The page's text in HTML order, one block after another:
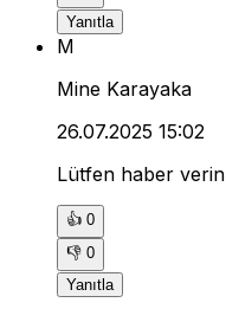
Yanıtla
M
Mine Karayaka
26.07.2025 15:02
Lütfen haber verin
👍 0
👎 0
Yanıtla